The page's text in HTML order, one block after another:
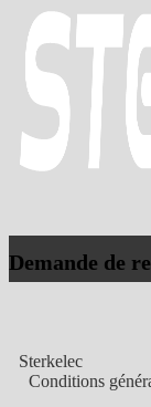
Demande de
Sterkelec
Conditions